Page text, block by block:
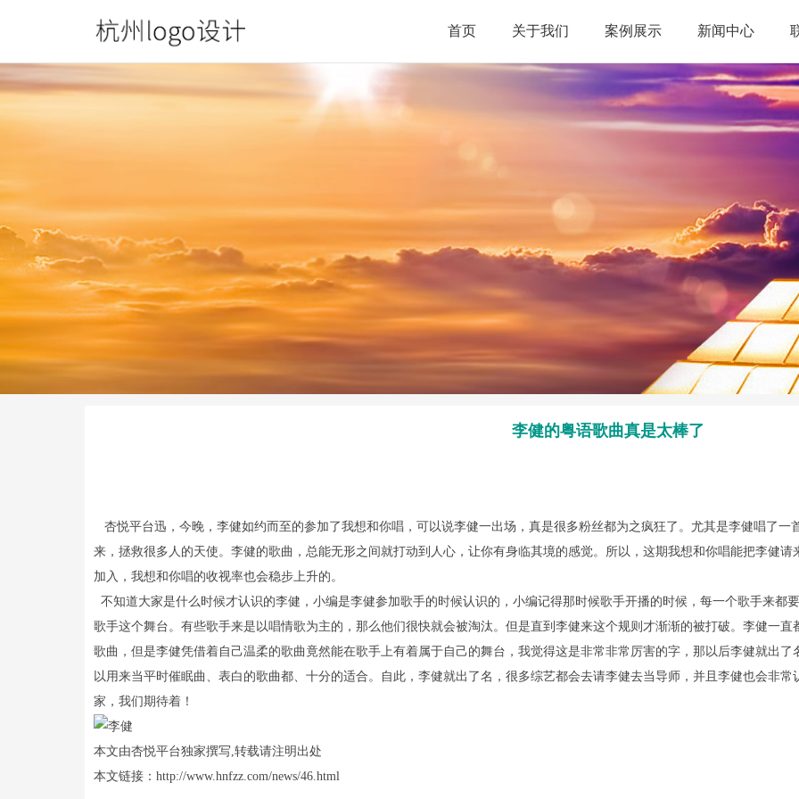
首页 关于我们 案例展示 新闻中心
李健的粤语歌曲真是太棒了
杏悦平台迅，今晚，李健如约而至的参加了我想和你唱，可以说李健一出场，真是很多粉丝都为之疯狂了。尤其是李健唱了一
来，拯救很多人的天使。李健的歌曲，总能无形之间就打动到人心，让你有身临其境的感觉。所以，这期我想和你唱能把李健
加入，我想和你唱的收视率也会稳步上升的。
不知道大家是什么时候才认识的李健，小编是李健参加歌手的时候认识的，小编记得那时候歌手开播的时候，每一个歌手来都
歌手这个舞台。有些歌手来是以唱情歌为主的，那么他们很快就会被淘汰。但是直到李健来这个规则才渐渐的被打破。李健一
歌曲，但是李健凭借着自己温柔的歌曲竟然能在歌手上有着属于自己的舞台，我觉得这是非常非常厉害的字，那以后李健就出
以用来当平时催眠曲、表白的歌曲都、十分的适合。自此，李健就出了名，很多综艺都会去请李健去当导师，并且李健也会非
家，我们期待着！
本文由杏悦平台独家撰写,转载请注明出处
本文链接：http://www.hnfzz.com/news/46.html